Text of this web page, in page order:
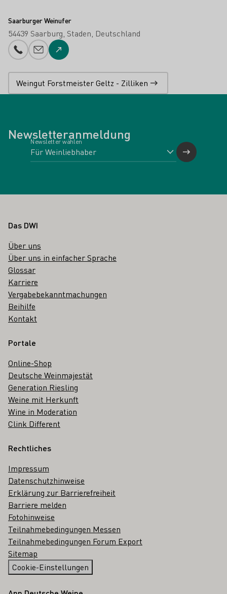
Saarburger Weinufer
54439 Saarburg Staden Deutschland
Telefonnummer
E-Mail-Adresse
Zur Website
Weingut Forstmeister Geltz - Zilliken
Newsletteranmeldung
Newsletter wählen
Fußbereich
Das DWI
Über uns
Über uns in einfacher Sprache
Glossar
Karriere
Vergabebekanntmachungen
Beihilfe
Kontakt
Portale
Online-Shop
Deutsche Weinmajestät
Generation Riesling
Weine mit Herkunft
Wine in Moderation
Clink Different
Rechtliches
Impressum
Datenschutzhinweise
Erklärung zur Barrierefreiheit
Barriere melden
Fotohinweise
Teilnahmebedingungen Messen
Teilnahmebedingungen Forum Export
Sitemap
Cookie-Einstellungen